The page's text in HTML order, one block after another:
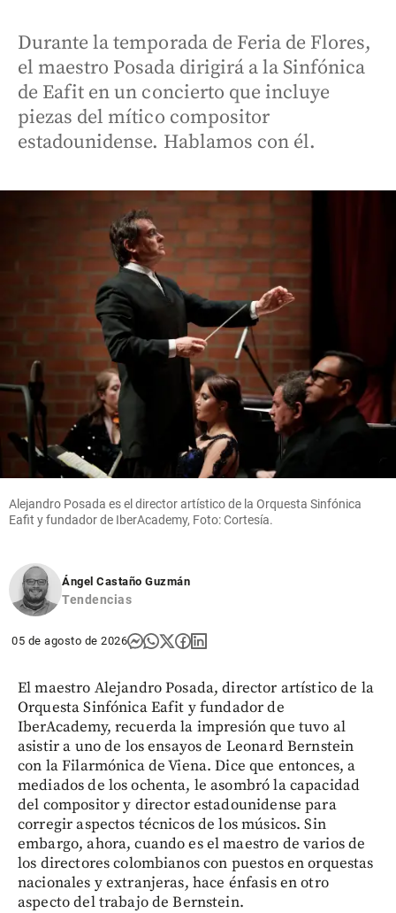
Durante la temporada de Feria de Flores,
el maestro Posada dirigirá a la Sinfónica
de Eafit en un concierto que incluye
piezas del mítico compositor
estadounidense. Hablamos con él.
Alejandro Posada es el director artístico de la Orquesta Sinfónica
Eafit y fundador de IberAcademy, Foto: Cortesía.
Ángel Castaño Guzmán
Tendencias
05 de agosto de 2026
El maestro Alejandro Posada, director artístico de la
Orquesta Sinfónica Eafit y fundador de
IberAcademy, recuerda la impresión que tuvo al
asistir a uno de los ensayos de Leonard Bernstein
con la Filarmónica de Viena. Dice que entonces, a
mediados de los ochenta, le asombró la capacidad
del compositor y director estadounidense para
corregir aspectos técnicos de los músicos. Sin
embargo, ahora, cuando es el maestro de varios de
los directores colombianos con puestos en orquestas
nacionales y extranjeras, hace énfasis en otro
aspecto del trabajo de Bernstein.